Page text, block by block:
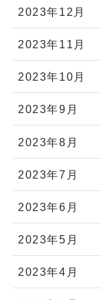
2023年12月
2023年11月
2023年10月
2023年9月
2023年8月
2023年7月
2023年6月
2023年5月
2023年4月